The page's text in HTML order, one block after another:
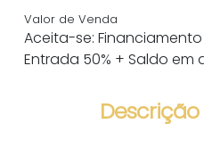
Valor de Venda
Aceita-se: Financiamento
Entrada 50% + Saldo em